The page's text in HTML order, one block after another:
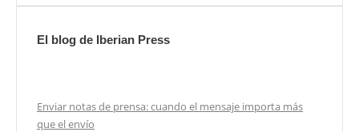
El blog de Iberian Press
Enviar notas de prensa: cuando el mensaje importa más
que el envío